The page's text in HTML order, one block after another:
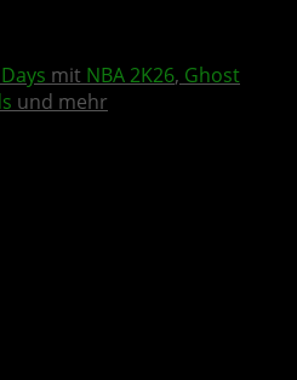
mit NBA 2K26, Ghost
und mehr